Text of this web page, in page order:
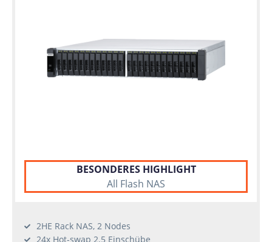
BESONDERES HIGHLIGHT
All Flash NAS
2HE Rack NAS, 2 Nodes
24x Hot-swap 2.5 Einschübe